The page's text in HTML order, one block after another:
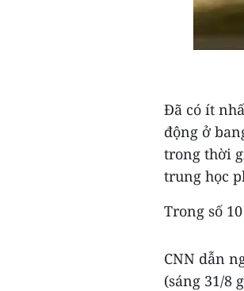
Đã có ít
động ở
trong thời
trung học
Trong số
CNN dẫn
(sáng 31/8